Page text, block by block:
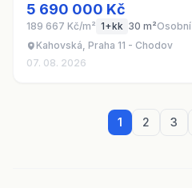
5 690 000 Kč
189 667 Kč/m² 1+kk 30 m²Osobní
Kahovská, Praha 11 - Chodov
07. 08. 2026
1 2 3